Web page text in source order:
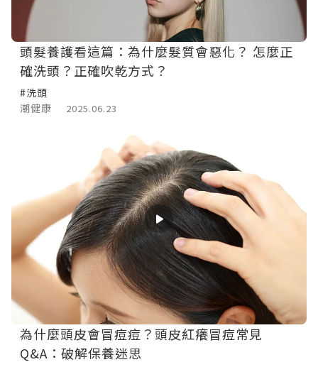
頭髮養護看這篇：為什麼髮質會惡化？ 怎麼正
確洗頭？正確吹乾方式？
#洗頭
潮健康
2025.06.23
為什麼頭皮會冒痘痘？頭皮紅癢冒痘常見
Q&A：破解保養迷思